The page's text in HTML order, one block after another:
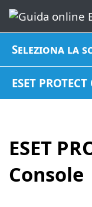
Seleziona la
ESET
ESET
Console